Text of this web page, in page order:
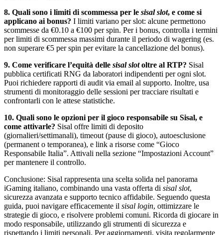
8. Quali sono i limiti di scommessa per le sisal slot, e come si
applicano ai bonus? I limiti variano per slot: alcune permettono
scommesse da €0.10 a €100 per spin. Per i bonus, controlla i termini
per limiti di scommessa massimi durante il periodo di wagering (es.
non superare €5 per spin per evitare la cancellazione del bonus).
9. Come verificare l’equità delle sisal slotoltre al RTP? Sisal
pubblica certificati RNG da laboratori indipendenti per ogni slot.
Puoi richiedere rapporti di audit via email al supporto. Inoltre, usa
strumenti di monitoraggio delle sessioni per tracciare risultati e
confrontarli con le attese statistiche.
10. Quali sono le opzioni per il gioco responsabile su Sisal, e
come attivarle? Sisal offre limiti di deposito
(giornalieri/settimanali), timeout (pause di gioco), autoesclusione
(permanent o temporanea), e link a risorse come “Gioco
Responsabile Italia”. Attivali nella sezione “Impostazioni Account”
per mantenere il controllo.
Conclusione: Sisal rappresenta una scelta solida nel panorama
iGaming italiano, combinando una vasta offerta di sisal slot,
sicurezza avanzata e supporto tecnico affidabile. Seguendo questa
guida, puoi navigare efficacemente il sisal login, ottimizzare le
strategie di gioco, e risolvere problemi comuni. Ricorda di giocare in
modo responsabile, utilizzando gli strumenti di sicurezza e
rispettando i limiti personali. Per aggiornamenti, visita regolarmente